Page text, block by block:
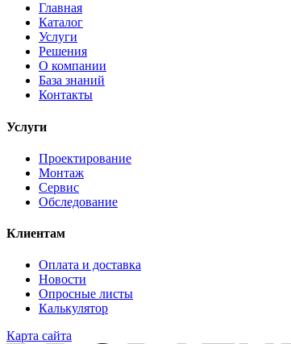
Главная
Каталог
Услуги
Решения
О компании
База знаний
Контакты
Услуги
Проектирование
Монтаж
Сервис
Обследование
Клиентам
Оплата и доставка
Новости
Опросные листы
Калькулятор
Карта сайта